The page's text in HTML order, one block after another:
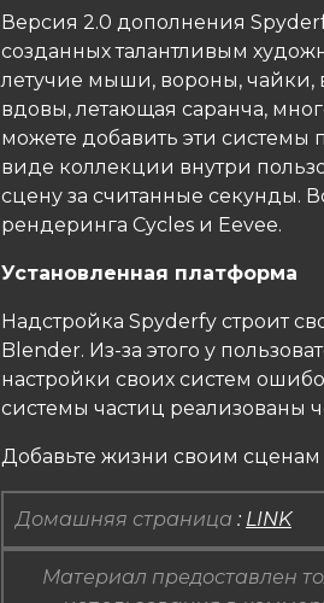
Версия 2.0 дополнения
созданных талантливым
летучие мыши, вороны, чайки,
вдовы, летающая саранча,
можете добавить эти системы
виде коллекции внутри
сцену за считанные секунды.
рендеринга Cycles и Eevee.
Установленная платформа
Надстройка Spyderfy строит
Blender. Из-за этого у
настройки своих систем
системы частиц реализованы
Добавьте жизни своим
Домашняя страница : LINK
Материал предоставлен